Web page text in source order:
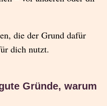
die der Grund dafür
dich nutzt.
Gründe, warum